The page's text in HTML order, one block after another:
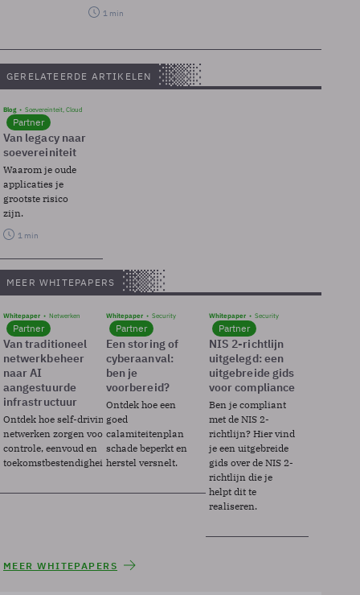
1 min
GERELATEERDE ARTIKELEN
Blog Soevereinteit, Cloud
Partner
Van legacy naar
soevereiniteit
Waarom je oude
applicaties je
grootste risico
zijn.
1 min
MEER WHITEPAPERS
Whitepaper Netwerken
Partner
Van traditioneel
netwerkbeheer
naar AI
aangestuurde
infrastructuur
Ontdek hoe self-driving
netwerken zorgen voor
controle, eenvoud en
toekomstbestendigheid.
Whitepaper Security
Partner
Een storing of
cyberaanval:
ben je
voorbereid?
Ontdek hoe een
goed
calamiteitenplan
schade beperkt en
herstel versnelt.
Whitepaper Security
Partner
NIS 2-richtlijn
uitgelegd: een
uitgebreide gids
voor compliance
Ben je compliant
met de NIS 2-
richtlijn? Hier vind
je een uitgebreide
gids over de NIS 2-
richtlijn die je
helpt dit te
realiseren.
MEER WHITEPAPERS